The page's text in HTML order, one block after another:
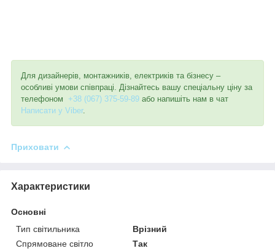
Для дизайнерів, монтажників, електриків та бізнесу –
особливі умови співпраці. Дізнайтесь вашу спеціальну ціну за
телефоном +38 (067) 375-59-89 або напишіть нам в чат
Написати у Viber.
Приховати
Характеристики
Основні
Тип світильника
Врізний
Спрямоване світло
Так